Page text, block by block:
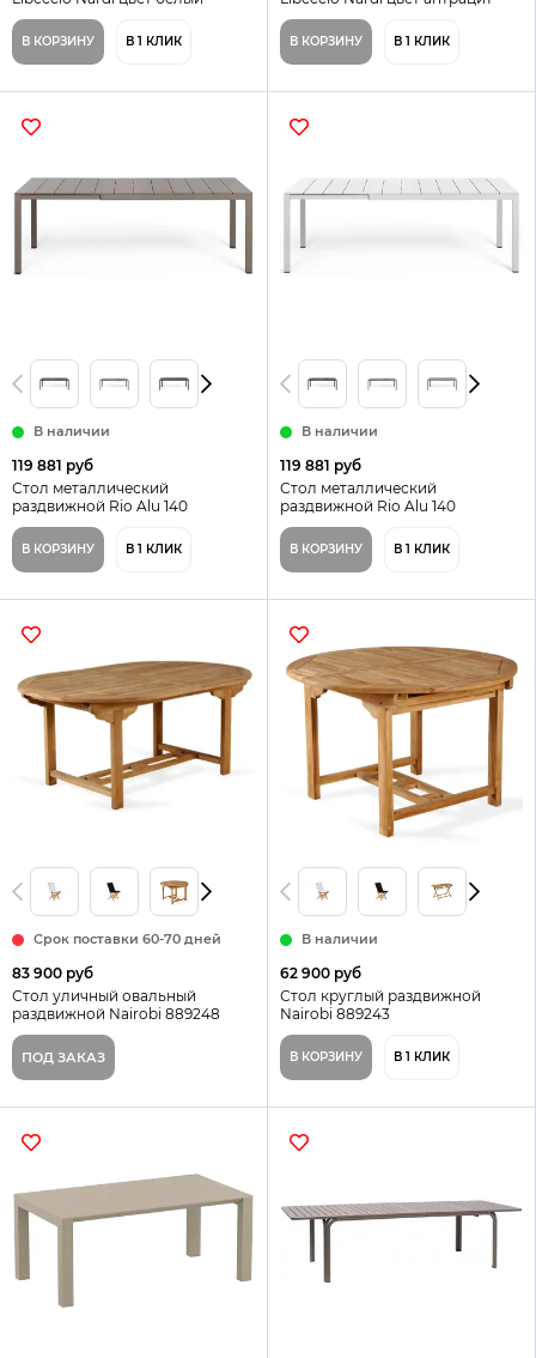
В КОРЗИНУ В 1 КЛИК В КОРЗИНУ В 1 КЛИК
В наличии
119 881 руб
Стол металлический
раздвижной Rio Alu 140
Extensibile
В КОРЗИНУ В 1 КЛИК
В наличии
119 881 руб
Стол металлический
раздвижной Rio Alu 140
Extensibile цвет белый
В КОРЗИНУ В 1 КЛИК
Срок поставки 60-70 дней
83 900 руб
Стол уличный овальный
раздвижной Nairobi 889248
ПОД ЗАКАЗ
В наличии
62 900 руб
Стол круглый раздвижной
Nairobi 889243
В КОРЗИНУ В 1 КЛИК